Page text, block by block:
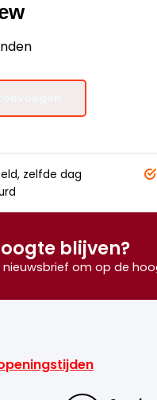
zelfde dag
blijven?
om op de